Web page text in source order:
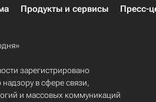
Продукты и сервисы Пресс-
зарегистрировано
в сфере связи,
и массовых коммуникаций